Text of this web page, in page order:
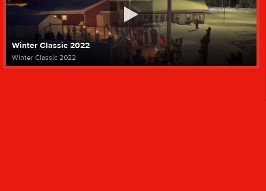
Winter Classic 2022
Winter Classic 2022